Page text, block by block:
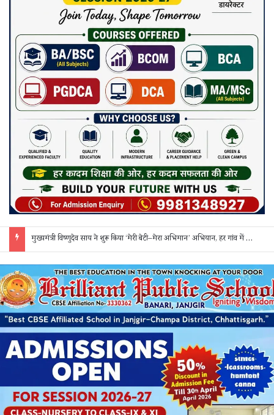
मुख्यमंत्री विष्णुदेव साय ने शुरू किया ‘मेरी बेटी–मेरा अभिमान’ अभियान, हर गांव में मुक्तिधाम और हर स्कूल में बालिका शौचालय